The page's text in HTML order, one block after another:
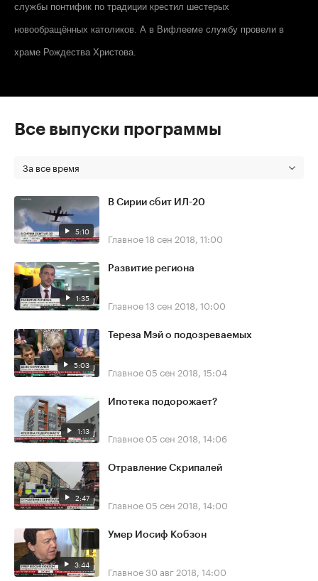
службы понтифик по традиции крестил шестерых
новообращённых католиков. А в Вифлееме службу провели в
храме Рождества Христова.
Все выпуски программы
За все время
5:10
В Сирии сбит ИЛ-20
Главное18 сен 2018, 11:00
1:35
Развитие региона
Главное13 сен 2018, 10:00
5:03
Тереза Мэй о подозреваемых
Главное 05 сен 2018, 15:04
1:13
Ипотека подорожает?
Главное 05 сен 2018, 14:06
2:47
Отравление Скрипалей
Главное 05 сен 2018, 14:00
3:44
Умер Иосиф Кобзон
Главное30 авг 2018, 14:00